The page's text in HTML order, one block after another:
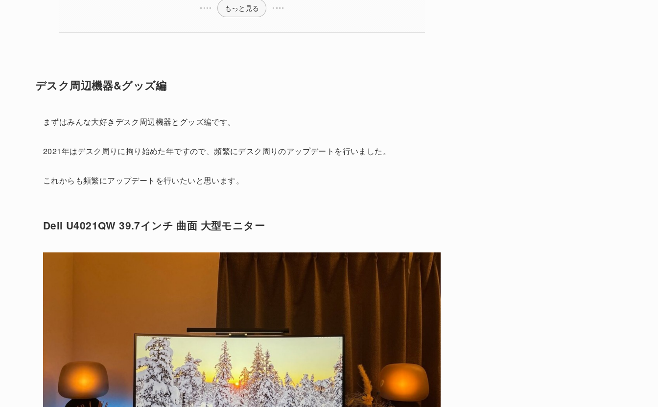
もっと見る
デスク周辺機器&グッズ編
まずはみんな大好きデスク周辺機器とグッズ編です。
2021年はデスク周りに拘り始めた年ですので、頻繁にデスク周りのアップデートを行いました。
これからも頻繁にアップデートを行いたいと思います。
Dell U4021QW 39.7インチ 曲面 大型モニター